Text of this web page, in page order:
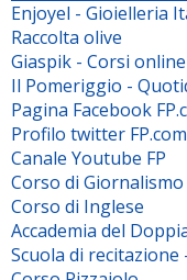
Enjoyel - Gioielleria
Raccolta olive
Giaspik - Corsi online
Il Pomeriggio -
Pagina Facebook
Profilo twitter FP.com
Canale Youtube FP
Corso di
Corso di Inglese
Accademia del
Scuola di recitazione